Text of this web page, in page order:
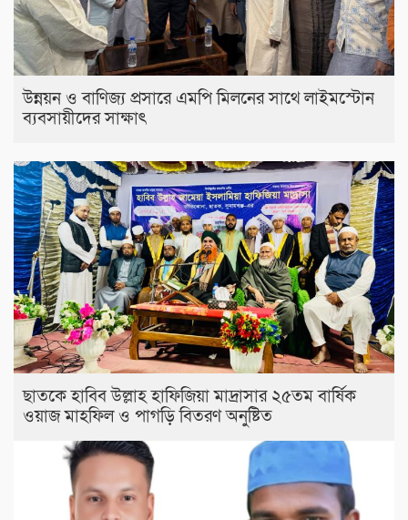
উন্নয়ন ও বাণিজ্য প্রসারে এমপি মিলনের সাথে লাইমস্টোন
ব্যবসায়ীদের সাক্ষাৎ
ছাতকে হাবিব উল্লাহ হাফিজিয়া মাদ্রাসার ২৫তম বার্ষিক
ওয়াজ মাহফিল ও পাগড়ি বিতরণ অনুষ্টিত